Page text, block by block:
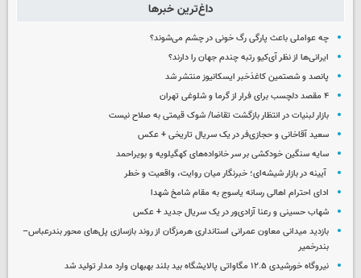
داغ‌ترین خبرها
چه عواملی باعث پارگی رگ خونی در چشم می‌شوند؟
ایرانی‌ها از نظر آی‌کیو رتبه چندم جهان را دارند؟
پانصد و شصتمین کاغذخبر ایسکانیوز منتشر شد
۴ مقصد دلچسب برای فرار از گرما و شلوغی تهران
بازار لبنیات در انتظار بازگشت تقاضا/ شوک قیمتی به صلاح نیست
سعید آقاخانی و حجازی‌فر در یک سریال تاریخی + عکس
سایه سنگین خودکشی بر سر خانواده‌های کهگیلویه و بویراحمد
آیینه در بازار شیشه‌ای؛ خبرنگار میان روایت، واقعیت و خطر
ادای احترام اهالی رسانه یاسوج به مقام شامخ شهدا
شهاب حسینی و رعنا آزادی‌ور در یک سریال جدید + عکس
بازدید میدانی معاون عمرانی استانداری هرمزگان از روند بازسازی پل‌های محور بندرعباس–
بندرخمیر
نیروگاه خورشیدی ۱۲.۵ مگاواتی پالایشگاه بید بلند بهبهان وارد مدار تولید شد